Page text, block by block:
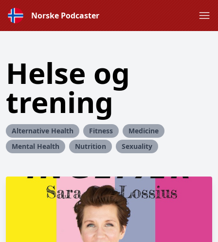
Norske Podcaster
Helse og
trening
Alternative Health Fitness
Medicine
Mental Health
Nutrition Sexuality